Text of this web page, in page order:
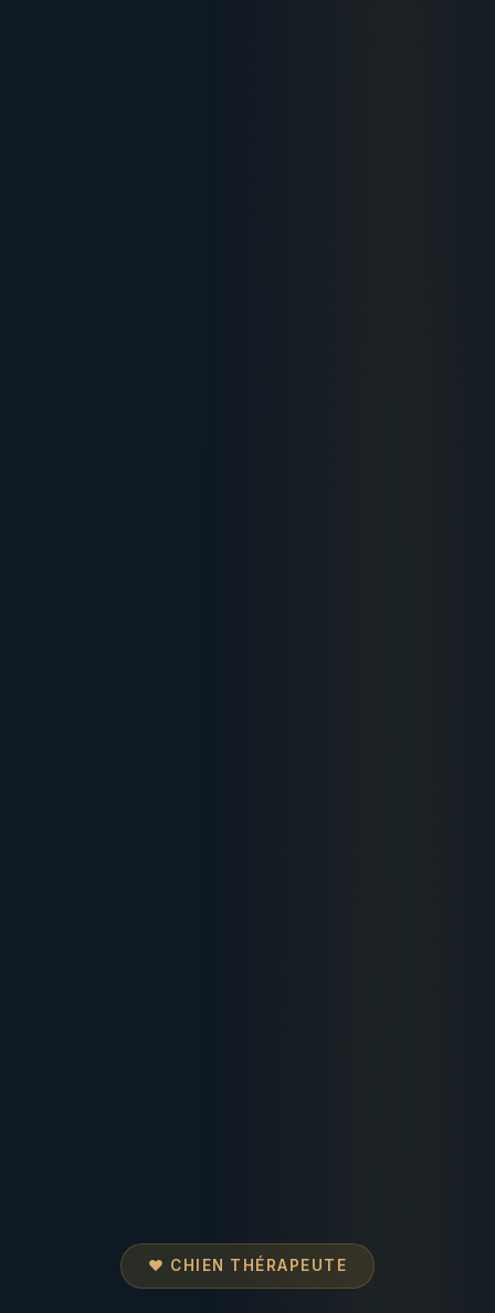
❤️ CHIEN THÉRAPEUTE